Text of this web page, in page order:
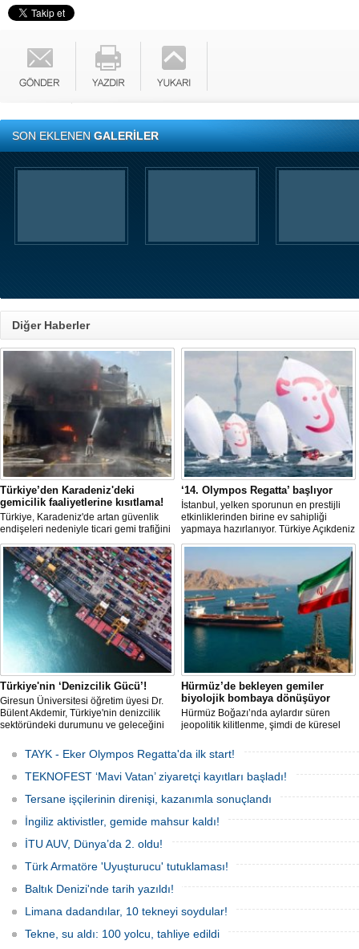
SON EKLENENGALERİLER
Diğer Haberler
Türkiye’den Karadeniz'deki
gemicilik faaliyetlerine kısıtlama!
Türkiye, Karadeniz'de artan güvenlik
endişeleri nedeniyle ticari gemi trafiğini
kısıtlamaya başladı. Bu durum,
bölgedeki gıda güvenliğini tehdit ediyor.
‘14. Olympos Regatta’ başlıyor
İstanbul, yelken sporunun en prestijli
etkinliklerinden birine ev sahipliği
yapmaya hazırlanıyor. Türkiye Açıkdeniz
Yarış Kulübü (TAYK), Türkiye Yelken
birliğiyle hayata geçirilecek olan 14.
TAYK - Eker Olympos Regatta, 7
Ağustos'ta start alacak ve 16 Ağustos'a
kadar deniz tutkunlarını bir araya
getirecek. "Rüzgâ
Türkiye'nin ‘Denizcilik Gücü’!
Giresun Üniversitesi öğretim üyesi Dr.
Bülent Akdemir, Türkiye'nin denizcilik
sektöründeki durumunu ve geleceğini
Hürmüz’de bekleyen gemiler
biyolojik bombaya dönüşüyor
Hürmüz Boğazı’nda aylardır süren
jeopolitik kilitlenme, şimdi de küresel
aralamış olabilir. Sıcak sularda
hareketsiz bekleyen binden fazla gemi,
istilacı deniz canlıları için devasa bir
üreme merkezine dönüşmüş durumda.
TAYK - Eker Olympos Regatta'da ilk start!
TEKNOFEST ‘Mavi Vatan’ ziyaretçi kayıtları başladı!
Tersane işçilerinin direnişi, kazanımla sonuçlandı
İngiliz aktivistler, gemide mahsur kaldı!
İTU AUV, Dünya’da 2. oldu!
Türk Armatöre 'Uyuşturucu' tutuklaması!
Baltık Denizi'nde tarih yazıldı!
Limana dadandılar, 10 tekneyi soydular!
Tekne, su aldı: 100 yolcu, tahliye edildi